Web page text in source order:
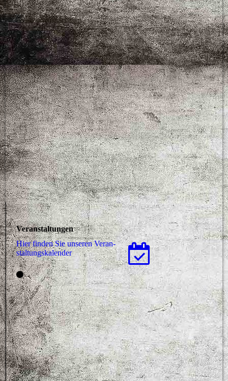
Veranstaltungen
Hier finden Sie unseren Ver­an­
stal­tungs­ka­len­der